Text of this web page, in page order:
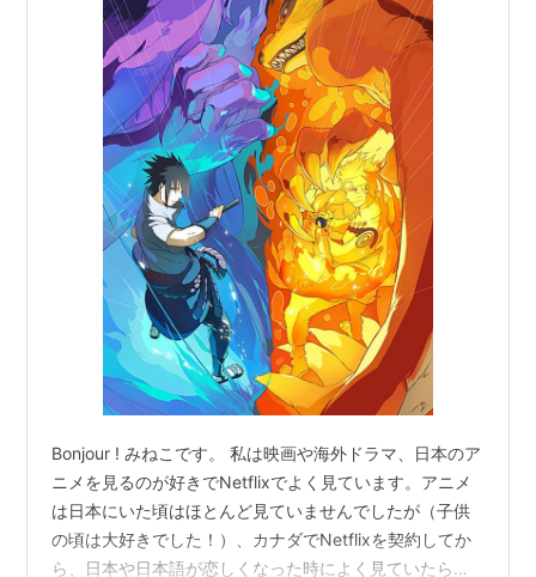
Bonjour ! みねこです。 私は映画や海外ドラマ、日本のア
ニメを見るのが好きでNetflixでよく見ています。アニメ
は日本にいた頃はほとんど見ていませんでしたが（子供
の頃は大好きでした！）、カナダでNetflixを契約してか
ら、日本や日本語が恋しくなった時によく見ていたら、